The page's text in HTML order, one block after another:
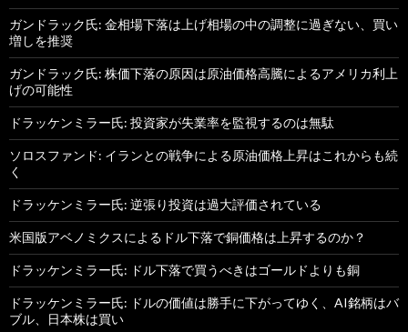
ガンドラック氏: 金相場下落は上げ相場の中の調整に過ぎない、買い
増しを推奨
ガンドラック氏: 株価下落の原因は原油価格高騰によるアメリカ利上
げの可能性
ドラッケンミラー氏: 投資家が失業率を監視するのは無駄
ソロスファンド: イランとの戦争による原油価格上昇はこれからも続
く
ドラッケンミラー氏: 逆張り投資は過大評価されている
米国版アベノミクスによるドル下落で銅価格は上昇するのか？
ドラッケンミラー氏: ドル下落で買うべきはゴールドよりも銅
ドラッケンミラー氏: ドルの価値は勝手に下がってゆく、AI銘柄はバ
ブル、日本株は買い